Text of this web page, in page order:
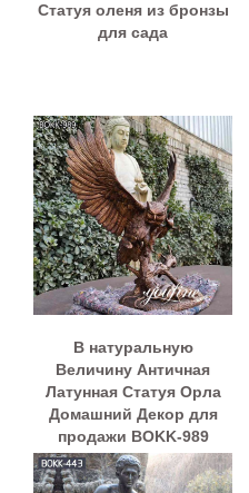
Статуя оленя из бронзы
для сада
В натуральную
Величину Античная
Латунная Статуя Орла
Домашний Декор для
продажи BOKK-989